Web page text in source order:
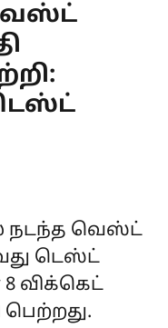
நடந்த வெஸ்ட்
டெஸ்ட்
விக்கெட்
பெற்றது.